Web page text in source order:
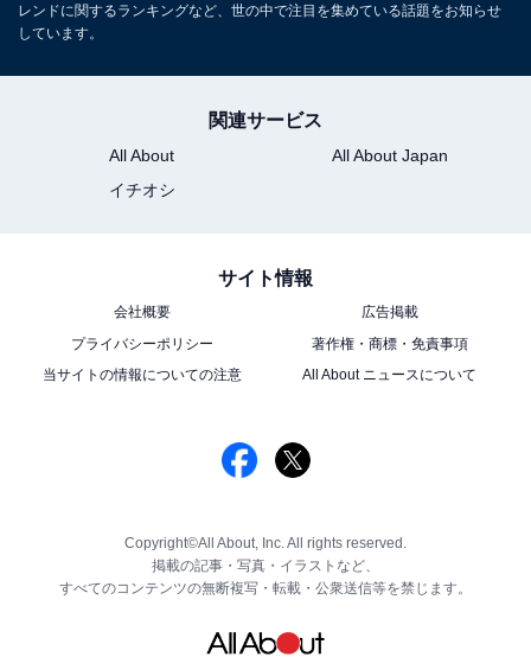
レンドに関するランキングなど、世の中で注目を集めている話題をお知らせ
しています。
関連サービス
All About
All About Japan
イチオシ
サイト情報
会社概要
広告掲載
プライバシーポリシー
著作権・商標・免責事項
当サイトの情報についての注意
All About ニュースについて
Copyright©All About, Inc. All rights reserved.
掲載の記事・写真・イラストなど、
すべてのコンテンツの無断複写・転載・公衆送信等を禁じます。